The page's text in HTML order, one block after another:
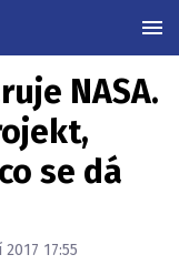
NASA.
se dá
17:55